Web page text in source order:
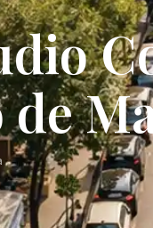
de